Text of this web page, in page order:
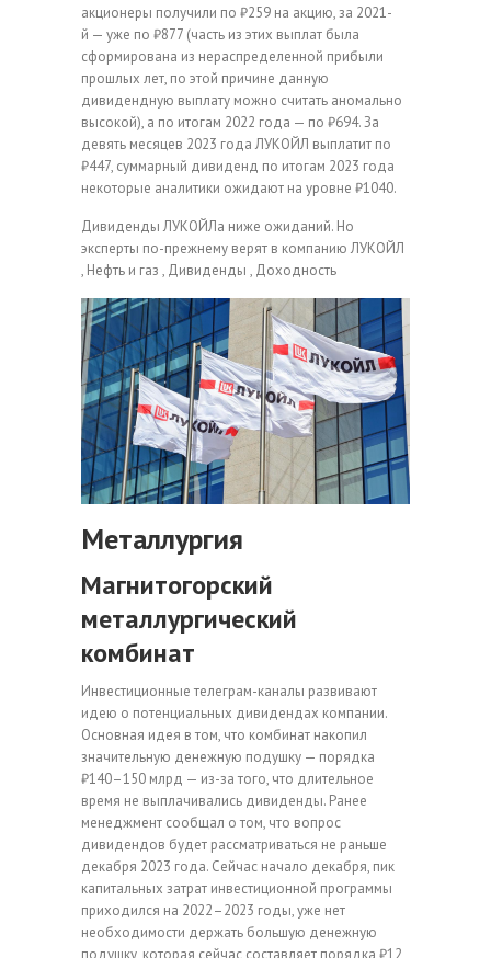
акционеры получили по ₽259 на акцию, за 2021-
й — уже по ₽877 (часть из этих выплат была
сформирована из нераспределенной прибыли
прошлых лет, по этой причине данную
дивидендную выплату можно считать аномально
высокой), а по итогам 2022 года — по ₽694. За
девять месяцев 2023 года ЛУКОЙЛ выплатит по
₽447, суммарный дивиденд по итогам 2023 года
некоторые аналитики ожидают на уровне ₽1040.
Дивиденды ЛУКОЙЛа ниже ожиданий. Но
эксперты по-прежнему верят в компанию ЛУКОЙЛ
, Нефть и газ , Дивиденды , Доходность
Металлургия
Магнитогорский
металлургический
комбинат
Инвестиционные телеграм-каналы развивают
идею о потенциальных дивидендах компании.
Основная идея в том, что комбинат накопил
значительную денежную подушку — порядка
₽140–150 млрд — из-за того, что длительное
время не выплачивались дивиденды. Ранее
менеджмент сообщал о том, что вопрос
дивидендов будет рассматриваться не раньше
декабря 2023 года. Сейчас начало декабря, пик
капитальных затрат инвестиционной программы
приходился на 2022–2023 годы, уже нет
необходимости держать большую денежную
подушку, которая сейчас составляет порядка ₽12